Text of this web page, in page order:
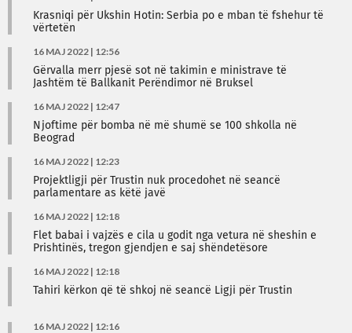
Krasniqi për Ukshin Hotin: Serbia po e mban të fshehur të
vërtetën
16 MAJ 2022 | 12:56
Gërvalla merr pjesë sot në takimin e ministrave të
Jashtëm të Ballkanit Perëndimor në Bruksel
16 MAJ 2022 | 12:47
Njoftime për bomba në më shumë se 100 shkolla në
Beograd
16 MAJ 2022 | 12:23
Projektligji për Trustin nuk procedohet në seancë
parlamentare as këtë javë
16 MAJ 2022 | 12:18
Flet babai i vajzës e cila u godit nga vetura në sheshin e
Prishtinës, tregon gjendjen e saj shëndetësore
16 MAJ 2022 | 12:18
Tahiri kërkon që të shkoj në seancë Ligji për Trustin
16 MAJ 2022 | 12:16